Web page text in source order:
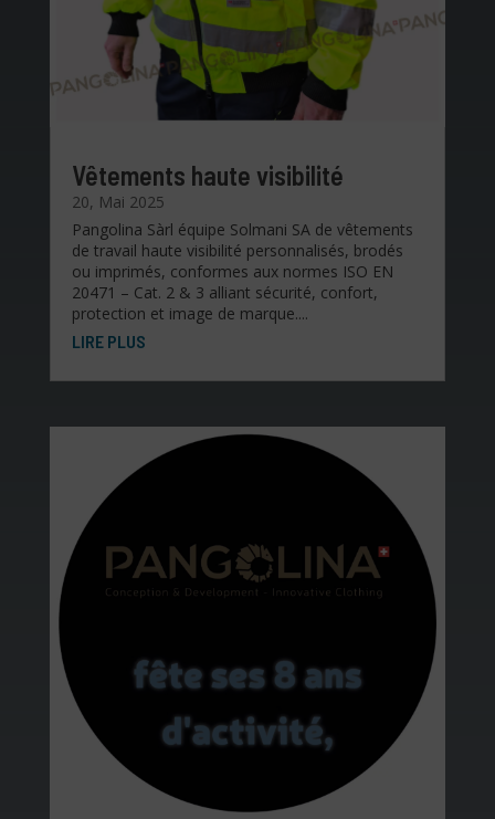
Vêtements haute visibilité
20, Mai 2025
Pangolina Sàrl équipe Solmani SA de vêtements
de travail haute visibilité personnalisés, brodés
ou imprimés, conformes aux normes ISO EN
20471 – Cat. 2 & 3 alliant sécurité, confort,
protection et image de marque....
LIRE PLUS